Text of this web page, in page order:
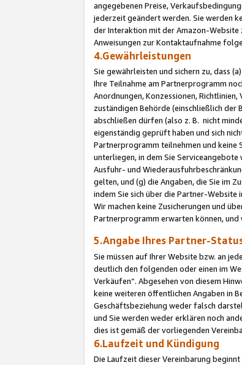
angegebenen Preise,
jederzeit geändert werden. Sie werden
der Interaktion mit der Amazon-Website
Anweisungen zur Kontaktaufnahme
4.Gewährleistungen
Sie gewährleisten und sichern zu, dass
Ihre Teilnahme am Partnerprogramm
Anordnungen, Konzessionen,
zuständigen Behörde (einschließlich der
abschließen dürfen (also z. B. nicht
eigenständig geprüft haben und sich
Partnerprogramm teilnehmen und keine
unterliegen, in dem Sie
Ausfuhr- und
gelten, und (g) die Angaben, die Sie im
indem Sie sich über die Partner-Website
Wir machen keine Zusicherungen und
Partnerprogramm erwarten können,
5.Angabe Ihres Partner-
Sie müssen auf Ihrer Website bzw. an
deutlich den folgenden oder einen im
Verkäufen“. Abgesehen von diesem
keine weiteren öffentlichen Angaben in
Geschäftsbeziehung weder falsch
und Sie werden weder erklären noch
dies ist gemäß der vorliegenden
6.Laufzeit und Kündigung
Die Laufzeit dieser Vereinbarung